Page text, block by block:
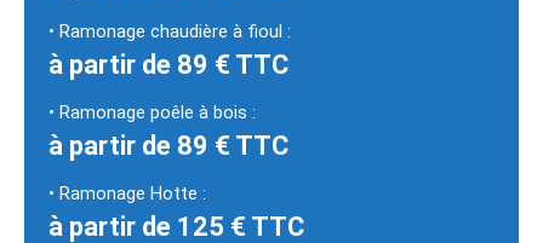
• Ramonage chaudière à fioul :
à partir de 89 € TTC
• Ramonage poêle à bois :
à partir de 89 € TTC
• Ramonage Hotte :
à partir de 125 € TTC